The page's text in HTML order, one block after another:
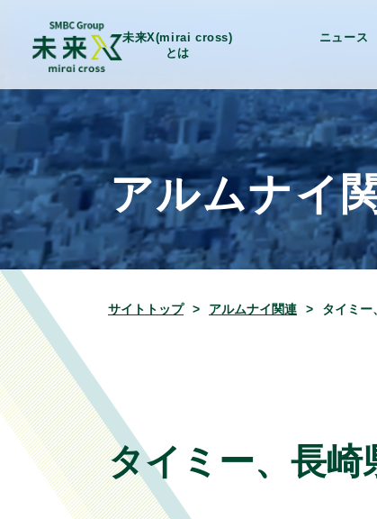
未来X(mirai cross)
とは
ニュース
アルムナイ
サイトトップ アルムナイ関連 タイミー
タイミー、長崎